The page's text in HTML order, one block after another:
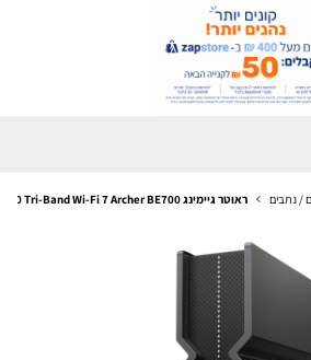
/ נתבים ראוטר גיימינג TP-Link BE15000 Tri-Band Wi-Fi 7 Archer BE700